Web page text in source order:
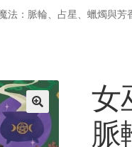
Новости Оптовый
法：脈輪、占星、蠟燭與芳
女
脈